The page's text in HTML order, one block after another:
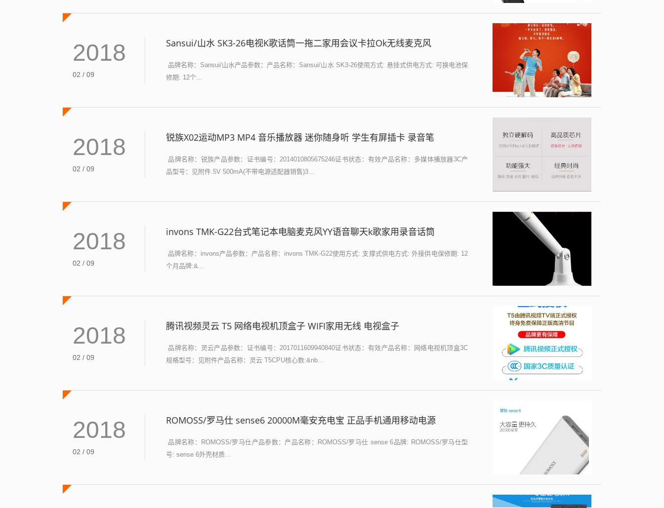
2018
02 / 09
Sansui/山水 SK3-26电视K歌话筒一拖二家用会议卡拉Ok无线麦克风
品牌名称：Sansui/山水产品参数：产品名称：Sansui/山水 SK3-26使用方式: 悬挂式供电方式: 可换电池保
修期: 12个...
2018
02 / 09
锐族X02运动MP3 MP4 音乐播放器 迷你随身听 学生有屏插卡 录音笔
品牌名称：锐族产品参数：证书编号：2014010805675246证书状态：有效产品名称：多媒体播放器3C产
品型号：见附件.5V 500mA(不带电源适配器销售)3...
2018
02 / 09
invons TMK-G22台式笔记本电脑麦克风YY语音聊天k歌家用录音话筒
品牌名称：invons产品参数：产品名称：invons TMK-G22使用方式: 支撑式供电方式: 外接供电保修期: 12
个月品牌:&...
2018
02 / 09
腾讯视频灵云 T5 网络电视机顶盒子 WIFI家用无线 电视盒子
品牌名称：灵云产品参数：证书编号：2017011609940840证书状态：有效产品名称：网络电视机顶盒3C
规格型号：见附件产品名称：灵云 T5CPU核心数:&nb...
2018
02 / 09
ROMOSS/罗马仕 sense6 20000M毫安充电宝 正品手机通用移动电源
品牌名称：ROMOSS/罗马仕产品参数：产品名称：ROMOSS/罗马仕 sense 6品牌: ROMOSS/罗马仕型
号: sense 6外壳材质...